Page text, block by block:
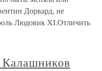
Дорвард, не
Людовик XI.Отличить
Калашников